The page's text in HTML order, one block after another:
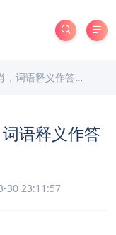
语释义作答落实
语释义作答
30 23:11:57